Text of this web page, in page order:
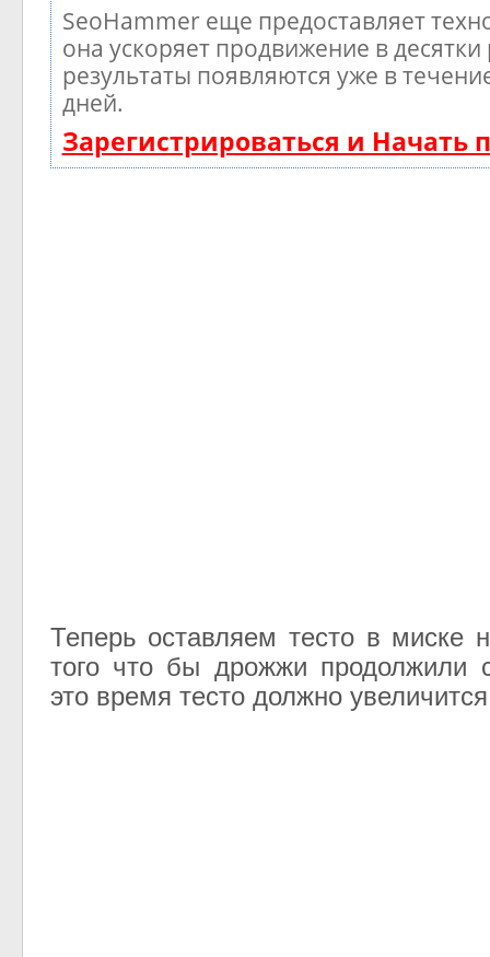
SeoHammer еще предоставляет
она ускоряет продвижение в
результаты появляются уже в
дней.
Зарегистрироваться и Начать
Теперь оставляем тесто в миске
того что бы дрожжи продолжили
это время тесто должно